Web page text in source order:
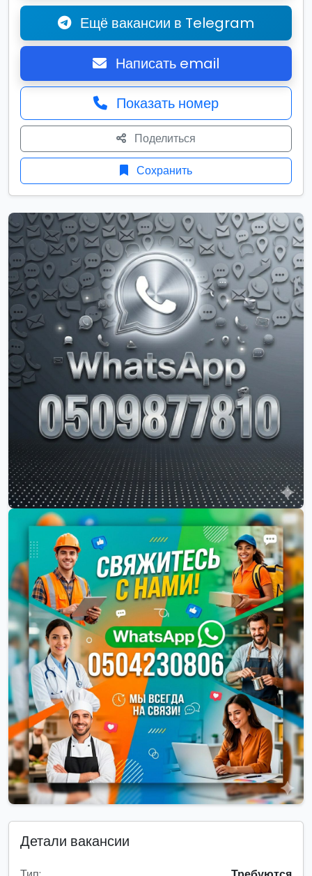
Ещё вакансии в Telegram
Написать email
Показать номер
Поделиться
Сохранить
Детали вакансии